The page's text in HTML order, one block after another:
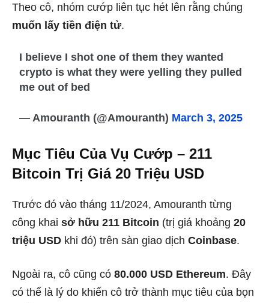
Theo cô, nhóm cướp liên tục hét lên rằng chúng
muốn lấy tiền điện tử.
I believe I shot one of them they wanted
crypto is what they were yelling they pulled
me out of bed
— Amouranth (@Amouranth) March 3, 2025
Mục Tiêu Của Vụ Cướp – 211
Bitcoin Trị Giá 20 Triệu USD
Trước đó vào tháng 11/2024, Amouranth từng
công khai sở hữu 211 Bitcoin (trị giá khoảng 20
triệu USD khi đó) trên sàn giao dịch Coinbase.
Ngoài ra, cô cũng có 80.000 USD Ethereum. Đây
có thể là lý do khiến cô trở thành mục tiêu của bọn